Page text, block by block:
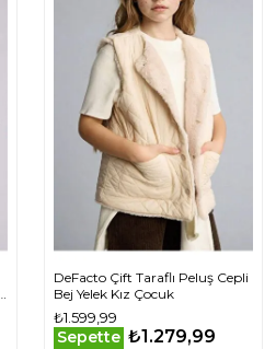
DeFacto Çift Taraflı Peluş Cepli
Bej Yelek Kız Çocuk
₺1.599,99
Sepette ₺1.279,99